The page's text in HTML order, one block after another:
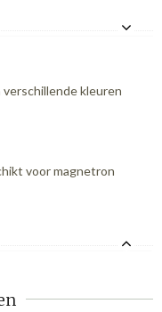
kleuren
voor magnetron